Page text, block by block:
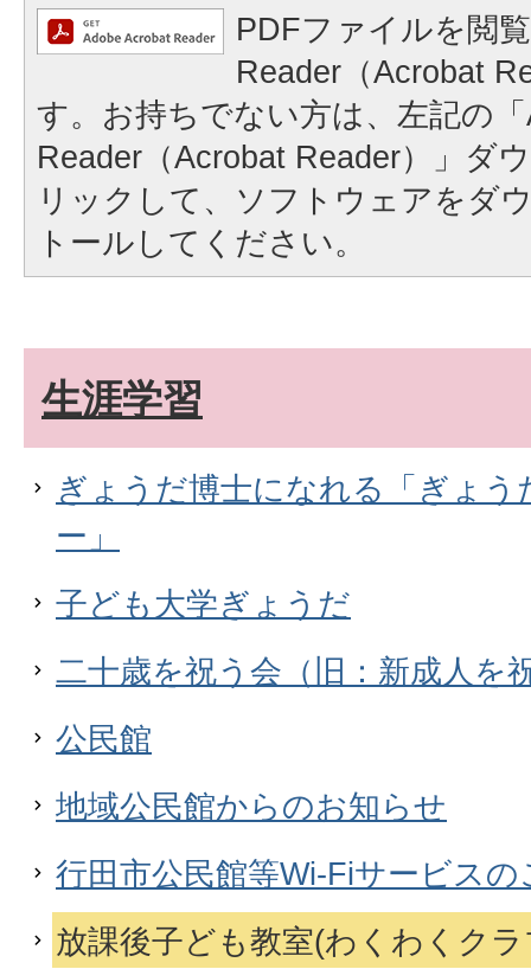
PDFファイルを閲
Reader（Acrobat
す。お持ちでない方は、左記の
Reader（Acrobat Reader）」ダ
リックして、ソフトウェアをダ
トールしてください。
生涯学習
ぎょうだ博士になれる「ぎょう
ー」
子ども大学ぎょうだ
二十歳を祝う会（旧：新成人を
公民館
地域公民館からのお知らせ
行田市公民館等Wi-Fiサービスの
放課後子ども教室(わくわくク